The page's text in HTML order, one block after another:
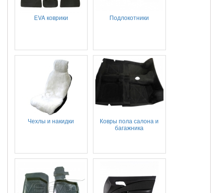
EVA коврики Подлокотники
Чехлы и накидки
Ковры пола салона и
багажника